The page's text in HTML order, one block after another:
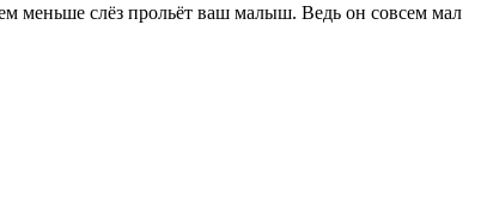
меньше слёз прольёт ваш малыш. Ведь он совсем мал